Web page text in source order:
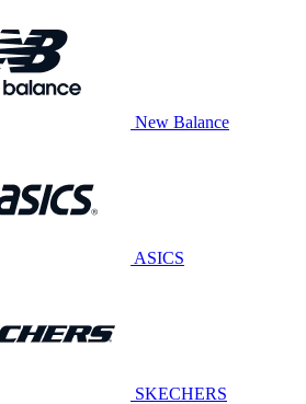
New Balance
ASICS
SKECHERS